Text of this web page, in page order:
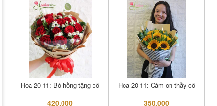
Hoa 20-11: Bó hồng tặng cô
420,000
Hoa 20-11: Cám ơn thầy cô
350,000